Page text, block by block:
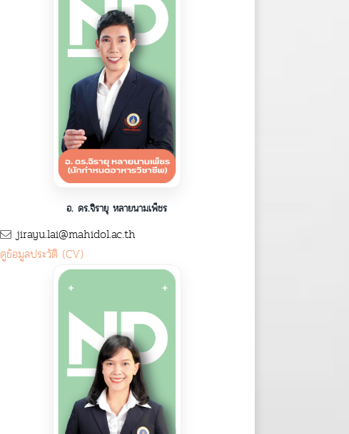
อ. ดร.จิรายุ หลายนามเพ็ชร
jirayu.lai@mahidol.ac.th
ดูข้อมูลประวัติ (CV)